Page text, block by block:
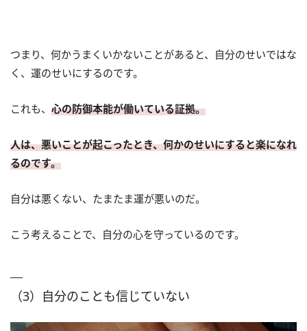
つまり、何かうまくいかないことがあると、自分のせいではな
く、運のせいにするのです。
これも、 心の防御本能が働いている証拠。
人は、悪いことが起こったとき、何かのせいにすると楽になれ
るのです。
自分は悪くない、たまたま運が悪いのだ。
こう考えることで、自分の心を守っているのです。
（3）自分のことも信じていない